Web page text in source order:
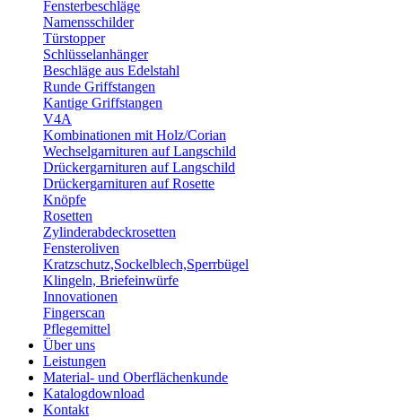
Fensterbeschläge
Namensschilder
Türstopper
Schlüsselanhänger
Beschläge aus Edelstahl
Runde Griffstangen
Kantige Griffstangen
V4A
Kombinationen mit Holz/Corian
Wechselgarnituren auf Langschild
Drückergarnituren auf Langschild
Drückergarnituren auf Rosette
Knöpfe
Rosetten
Zylinderabdeckrosetten
Fensteroliven
Kratzschutz,Sockelblech,Sperrbügel
Klingeln, Briefeinwürfe
Innovationen
Fingerscan
Pflegemittel
Über uns
Leistungen
Material- und Oberflächenkunde
Katalogdownload
Kontakt